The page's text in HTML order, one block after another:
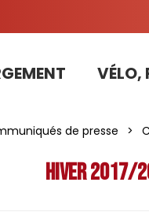
VÉLO,
de presse >
Hiver 2017/